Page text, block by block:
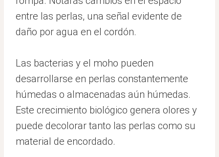
entre las perlas, una señal evidente de
daño por agua en el cordón.
Las bacterias y el moho pueden
desarrollarse en perlas constantemente
húmedas o almacenadas aún húmedas.
Este crecimiento biológico genera olores y
puede decolorar tanto las perlas como su
material de encordado.